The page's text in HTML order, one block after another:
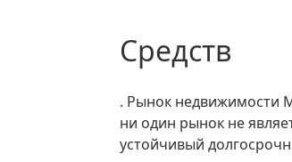
средств
. Рынок недвижимости
ни один рынок не
устойчивый